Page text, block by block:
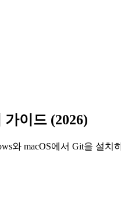
이드 (2026)
와 macOS에서 Git을 설